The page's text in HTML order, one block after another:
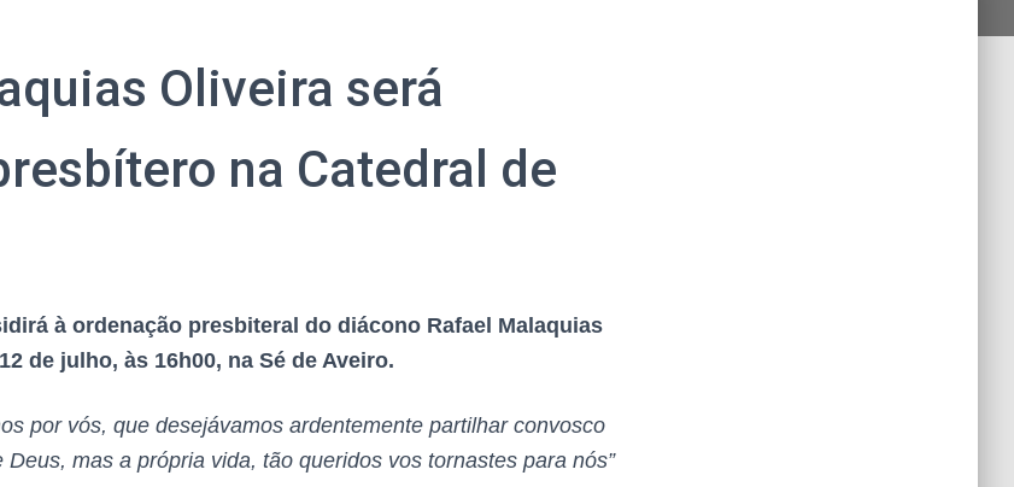
Oliveira será
na Catedral de
à ordenação presbiteral do diácono Rafael Malaquias
de julho, às 16h00, na Sé de Aveiro.
por vós, que desejávamos ardentemente partilhar convosco
mas a própria vida, tão queridos vos tornastes para nós”